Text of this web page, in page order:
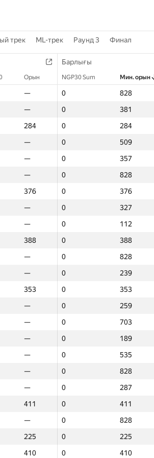
трек ML-трек Раунд 3 Финал
Барлығы
Орын NGP30 Sum Мин. орын
— 0
828
— 0
381
284 0
284
— 0
509
— 0
357
— 0
828
376 0
376
— 0
327
— 0
112
388 0
388
— 0
828
— 0
239
353 0
353
— 0
259
— 0
703
— 0
189
— 0
535
— 0
828
— 0
287
411 0
411
— 0
828
225 0
225
410 0
410
Барлығы
Орын NGP30 Sum Мин. орын